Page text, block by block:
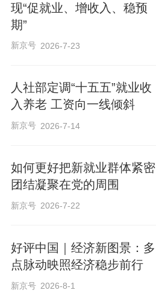
现“促就业、增收入、稳预
期”
新京号 2026-7-23
人社部定调“十五五”就业收
入养老 工资向一线倾斜
新京号 2026-7-14
如何更好把新就业群体紧密
团结凝聚在党的周围
新京号 2026-7-22
好评中国｜经济新图景：多
点脉动映照经济稳步前行
新京号 2026-8-1